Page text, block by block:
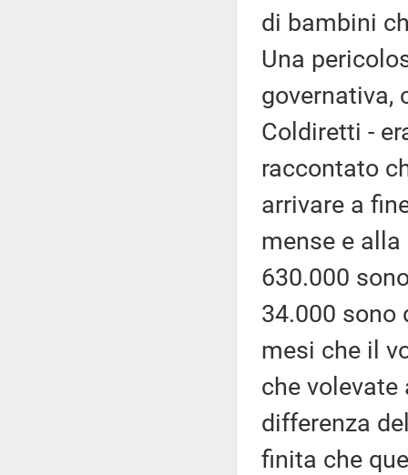
di bambini
Una
governativa,
Coldiretti -
raccontato
arrivare a
mense e
630.000
34.000 sono
mesi che il
che
differenza
finita che